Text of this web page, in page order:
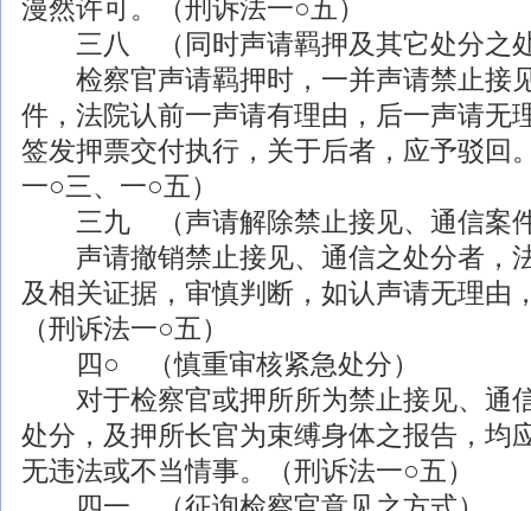
漫然许可。（刑诉法一○五）
三八 （同时声请羁押及其它处分之
检察官声请羁押时，一并声请禁止接
件，法院认前一声请有理由，后一声请无
签发押票交付执行，关于后者，应予驳回
一○三、一○五）
三九 （声请解除禁止接见、通信案
声请撤销禁止接见、通信之处分者，
及相关证据，审慎判断，如认声请无理由
（刑诉法一○五）
四○ （慎重审核紧急处分）
对于检察官或押所所为禁止接见、通
处分，及押所长官为束缚身体之报告，均
无违法或不当情事。（刑诉法一○五）